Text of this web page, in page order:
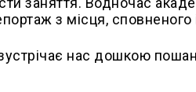
з місця, сповненого
нас дошкою